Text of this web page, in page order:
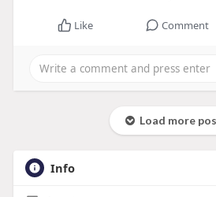
Like Comment
Load more
Info